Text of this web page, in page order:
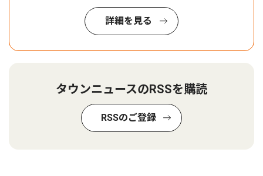
詳細を見る
タウンニュースのRSSを購読
RSSのご登録